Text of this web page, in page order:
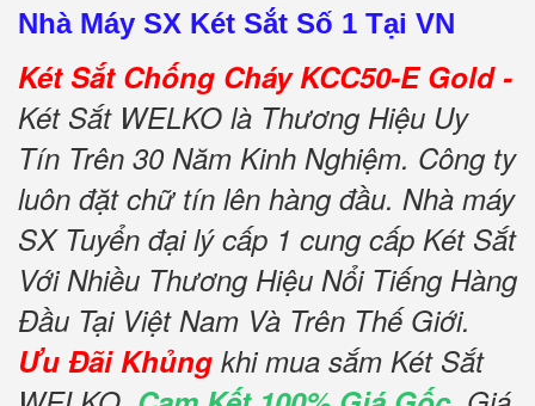
Nhà Máy SX Két Sắt Số 1 Tại VN
Két Sắt Chống Cháy KCC50-E Gold -
Két Sắt WELKO là Thương Hiệu Uy
Tín Trên 30 Năm Kinh Nghiệm. Công ty
luôn đặt chữ tín lên hàng đầu. Nhà máy
SX Tuyển đại lý cấp 1 cung cấp Két Sắt
Với Nhiều Thương Hiệu Nổi Tiếng Hàng
Đầu Tại Việt Nam Và Trên Thế Giới.
Ưu Đãi Khủng khi mua sắm Két Sắt